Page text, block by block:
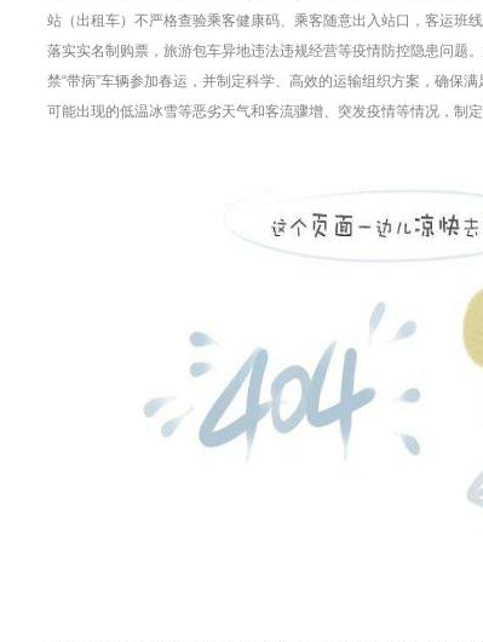
站（出租车）不严格查验乘客健康码、乘客随意出入站口，客运班
落实实名制购票，旅游包车异地违法违规经营等疫情防控隐患问题
禁“带病”车辆参加春运，并制定科学、高效的运输组织方案，确保
可能出现的低温冰雪等恶劣天气和客流骤增、突发疫情等情况，制